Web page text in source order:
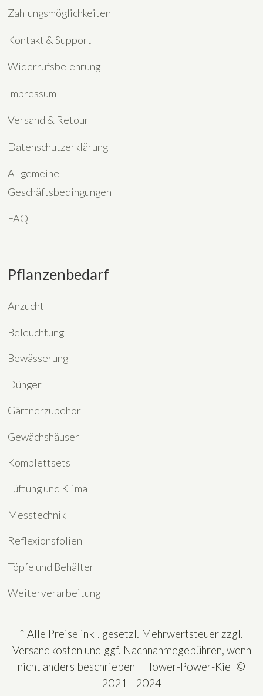
Zahlungsmöglichkeiten
Kontakt & Support
Widerrufsbelehrung
Impressum
Versand & Retour
Datenschutzerklärung
Allgemeine
Geschäftsbedingungen
FAQ
Pflanzenbedarf
Anzucht
Beleuchtung
Bewässerung
Dünger
Gärtnerzubehör
Gewächshäuser
Komplettsets
Lüftung und Klima
Messtechnik
Reflexionsfolien
Töpfe und Behälter
Weiterverarbeitung
* Alle Preise inkl. gesetzl. Mehrwertsteuer zzgl.
Versandkosten und ggf. Nachnahmegebühren, wenn
nicht anders beschrieben | Flower-Power-Kiel ©
2021 - 2024